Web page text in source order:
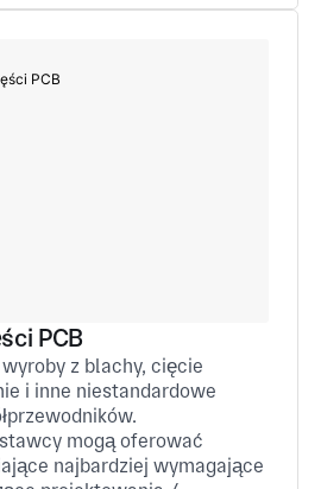
PCB
z blachy, cięcie
i inne niestandardowe
mogą oferować
najbardziej wymagające